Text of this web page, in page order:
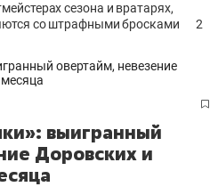
сезона и вратарях,
со штрафными бросками
2
выигранный
Доровских и